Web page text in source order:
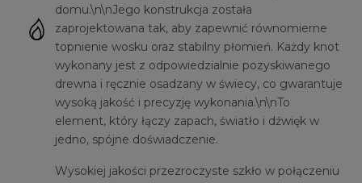
domu.\n\nJego konstrukcja została
zaprojektowana tak, aby zapewnić równomierne
topnienie wosku oraz stabilny płomień. Każdy knot
wykonany jest z odpowiedzialnie pozyskiwanego
drewna i ręcznie osadzany w świecy, co gwarantuje
wysoką jakość i precyzję wykonania.\n\nTo
element, który łączy zapach, światło i dźwięk w
jedno, spójne doświadczenie.
Wysokiej jakości przezroczyste szkło w połączeniu